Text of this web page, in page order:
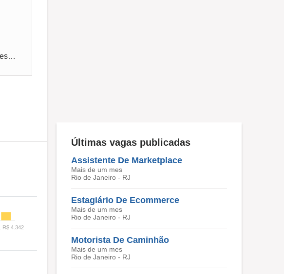
Foi ótimo mas do que eu esperei aguardando o dia pra ser selecionado muito ansioso espero ser chamado
Últimas vagas publicadas
Assistente De Marketplace
Mais de um mes
Rio de Janeiro - RJ
Estagiário De Ecommerce
Mais de um mes
Rio de Janeiro - RJ
Motorista De Caminhão
Mais de um mes
Rio de Janeiro - RJ